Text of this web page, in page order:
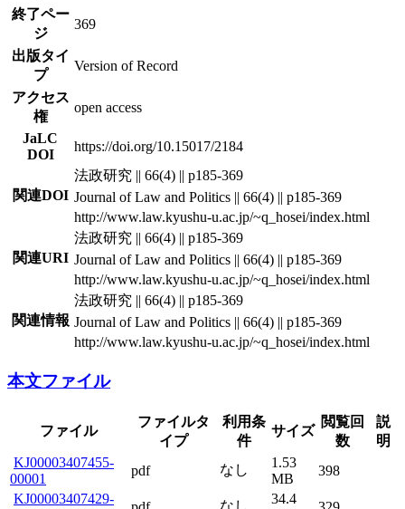
終了ペー
ジ
369
出版タイ
プ
Version of Record
アクセス
権
open access
JaLC
DOI
https://doi.org/10.15017/2184
関連DOI
法政研究 || 66(4) || p185-369
Journal of Law and Politics || 66(4) || p185-369
http://www.law.kyushu-u.ac.jp/~q_hosei/index.html
関連URI
法政研究 || 66(4) || p185-369
Journal of Law and Politics || 66(4) || p185-369
http://www.law.kyushu-u.ac.jp/~q_hosei/index.html
関連情報
法政研究 || 66(4) || p185-369
Journal of Law and Politics || 66(4) || p185-369
http://www.law.kyushu-u.ac.jp/~q_hosei/index.html
本文ファイル
ファイル
ファイルタ
イプ
利用条
件
サイズ
閲覧回
数
説
明
KJ00003407455-
00001
pdf なし
1.53
MB
398
KJ00003407429-
なし
34.4